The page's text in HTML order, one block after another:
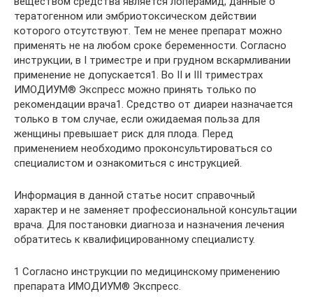
тератогенном или эмбриотоксическом действии
которого отсутствуют. Тем не менее препарат можно
применять не на любом сроке беременности. Согласно
инструкции, в I триместре и при грудном вскармливании
применение не допускается1. Во II и III триместрах
ИМОДИУМ® Экспресс можно принять только по
рекомендации врача1. Средство от диареи назначается
только в том случае, если ожидаемая польза для
женщины превышает риск для плода. Перед
применением необходимо проконсультироваться со
специалистом и ознакомиться с инструкцией.
Информация в данной статье носит справочный
характер и не заменяет профессиональной консультации
врача. Для постановки диагноза и назначения лечения
обратитесь к квалифицированному специалисту.
1 Согласно инструкции по медицинскому применению
препарата ИМОДИУМ® Экспресс.